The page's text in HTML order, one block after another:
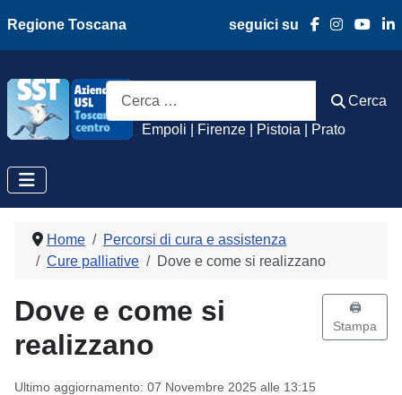
Regione Toscana seguici su
Azienda Usl
Empoli | Firenze | Pistoia | Prato
Cerca
Cerca
Home
Percorsi di cura e assistenza
Cure palliative
Dove e come si realizzano
Dove e come si
realizzano
Ultimo aggiornamento: 07 Novembre 2025 alle 13:15
🖨️
Stampa